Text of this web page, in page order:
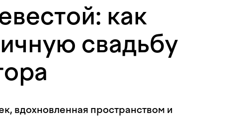
как
свадьбу
вдохновленная пространством и